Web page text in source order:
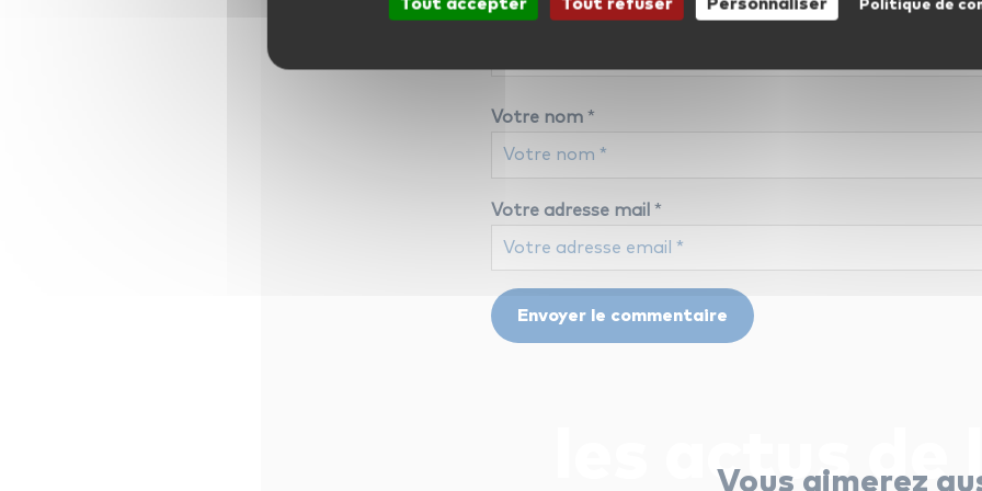
Votre nom *
Votre adresse mail *
les actus de
Vous aimerez
Tout accepter Tout refuser Personnaliser Politique de